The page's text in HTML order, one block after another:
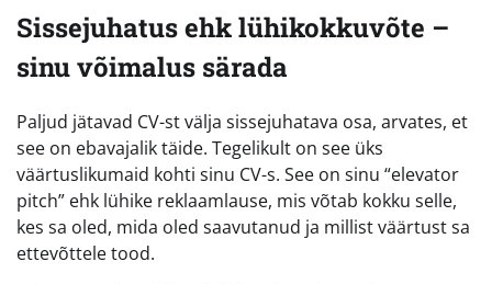
Sissejuhatus ehk lühikokkuvõte –
sinu võimalus särada
Paljud jätavad CV-st välja sissejuhatava osa, arvates, et
see on ebavajalik täide. Tegelikult on see üks
väärtuslikumaid kohti sinu CV-s. See on sinu “elevator
pitch” ehk lühike reklaamlause, mis võtab kokku selle,
kes sa oled, mida oled saavutanud ja millist väärtust sa
ettevõttele tood.